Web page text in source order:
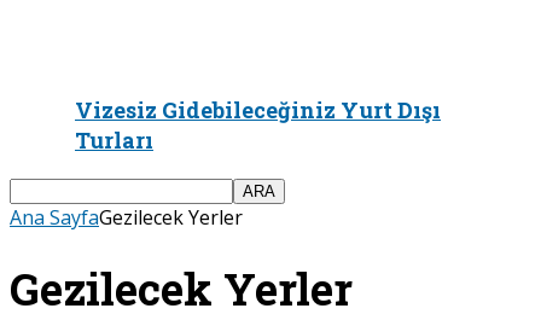
Vizesiz Gidebileceğiniz Yurt Dışı
Turları
Ana SayfaGezilecek Yerler
Gezilecek Yerler